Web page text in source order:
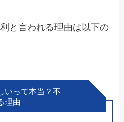
と言われる理由は以下の
いって本当？不
理由